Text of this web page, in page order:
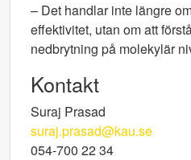
– Det handlar inte längre
effektivitet, utan om att
nedbrytning på molekylär
Kontakt
Suraj Prasad
suraj.prasad@kau.se
054-700 22 34